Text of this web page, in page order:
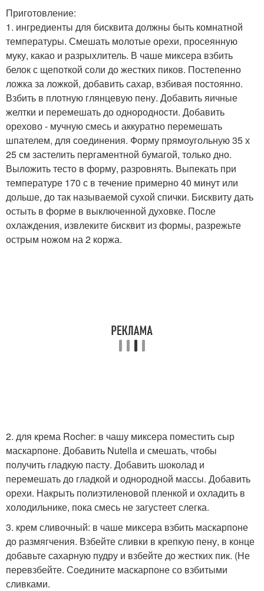
Приготовление:
1. ингредиенты для бисквита должны быть комнатной
температуры. Смешать молотые орехи, просеянную
муку, какао и разрыхлитель. В чаше миксера взбить
белок с щепоткой соли до жестких пиков. Постепенно
ложка за ложкой, добавить сахар, взбивая постоянно.
Взбить в плотную глянцевую пену. Добавить яичные
желтки и перемешать до однородности. Добавить
орехово - мучную смесь и аккуратно перемешать
шпателем, для соединения. Форму прямоугольную 35 х
25 см застелить пергаментной бумагой, только дно.
Выложить тесто в форму, разровнять. Выпекать при
температуре 170 с в течение примерно 40 минут или
дольше, до так называемой сухой спички. Бисквиту дать
остыть в форме в выключенной духовке. После
охлаждения, извлеките бисквит из формы, разрежьте
острым ножом на 2 коржа.
2. для крема Rocher: в чашу миксера поместить сыр
маскарпоне. Добавить Nutella и смешать, чтобы
получить гладкую пасту. Добавить шоколад и
перемешать до гладкой и однородной массы. Добавить
орехи. Накрыть полиэтиленовой пленкой и охладить в
холодильнике, пока смесь не загустеет слегка.
3. крем сливочный: в чаше миксера взбить маскарпоне
до размягчения. Взбейте сливки в крепкую пену, в конце
добавьте сахарную пудру и взбейте до жестких пик. (Не
перевзбейте. Соедините маскарпоне со взбитыми
сливками.